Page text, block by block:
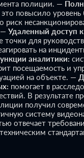
полиции. —
это повысило уровень
риск
— Удаленный доступ
точки для
на
аналитики:
посещаемость и
на объекте. —
помогает в
В результате
получил
систему
отвечает